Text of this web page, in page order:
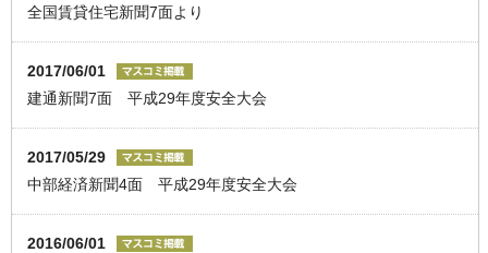
全国賃貸住宅新聞7面より
2017/06/01
建通新聞7面 平成29年度安全大会
2017/05/29
中部経済新聞4面 平成29年度安全大会
2016/06/01